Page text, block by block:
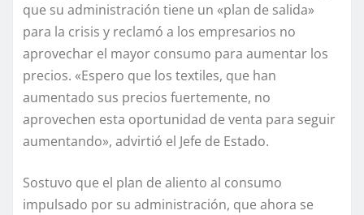
que su administración tiene un «plan de salida»
para la crisis y reclamó a los empresarios no
aprovechar el mayor consumo para aumentar los
precios. «Espero que los textiles, que han
aumentado sus precios fuertemente, no
aprovechen esta oportunidad de venta para seguir
aumentando», advirtió el Jefe de Estado.
Sostuvo que el plan de aliento al consumo
impulsado por su administración, que ahora se